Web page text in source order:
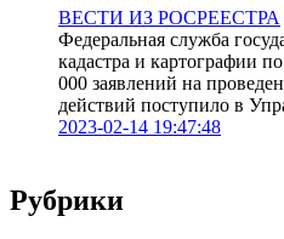
ВЕСТИ ИЗ РОСРЕЕСТРА
Федеральная служба
кадастра и картографии
000 заявлений на
действий поступило в
2023-02-14 19:47:48
Рубрики